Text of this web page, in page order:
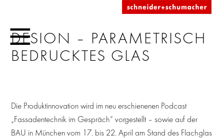
DESION – PARAMETRISCH
BEDRUCKTES GLAS
Die Produktinnovation wird im neu erschienenen Podcast
„Fassadentechnik im Gespräch“ vorgestellt – sowie auf der
BAU in München vom 17. bis 22. April am Stand des Flachglas